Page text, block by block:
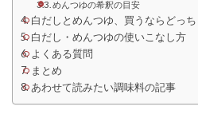
めんつゆの希釈の目安
白だしとめんつゆ、買うならどっち
白だし・めんつゆの使いこなし方
よくある質問
まとめ
あわせて読みたい調味料の記事